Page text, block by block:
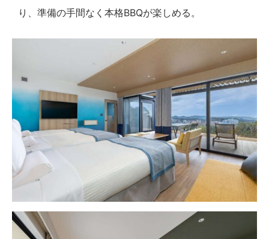
り、準備の手間なく本格BBQが楽しめる。